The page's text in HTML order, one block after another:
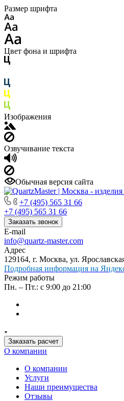
Размер шрифта
Цвет фона и шрифта
Изображения
Озвучивание текста
Обычная версия сайта
+7 (495) 565 31 66
+7 (495) 565 31 66
Заказать звонок
E-mail
info@quartz-master.com
Адрес
129164, г. Москва, ул.
Подробная информация на
Режим работы
Пн. – Пт.: с 9:00 до 21:00
Заказать расчет
О компании
О компании
Услуги
Наши преимущества
Отзывы